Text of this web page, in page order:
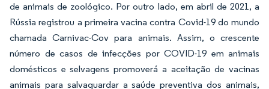
de animais de zoológico. Por outro lado, em abril de 2021, a
Rússia registrou a primeira vacina contra Covid-19 do mundo
chamada Carnivac-Cov para animais. Assim, o crescente
número de casos de infecções por COVID-19 em animais
domésticos e selvagens promoverá a aceitação de vacinas
animais para salvaguardar a saúde preventiva dos animais,